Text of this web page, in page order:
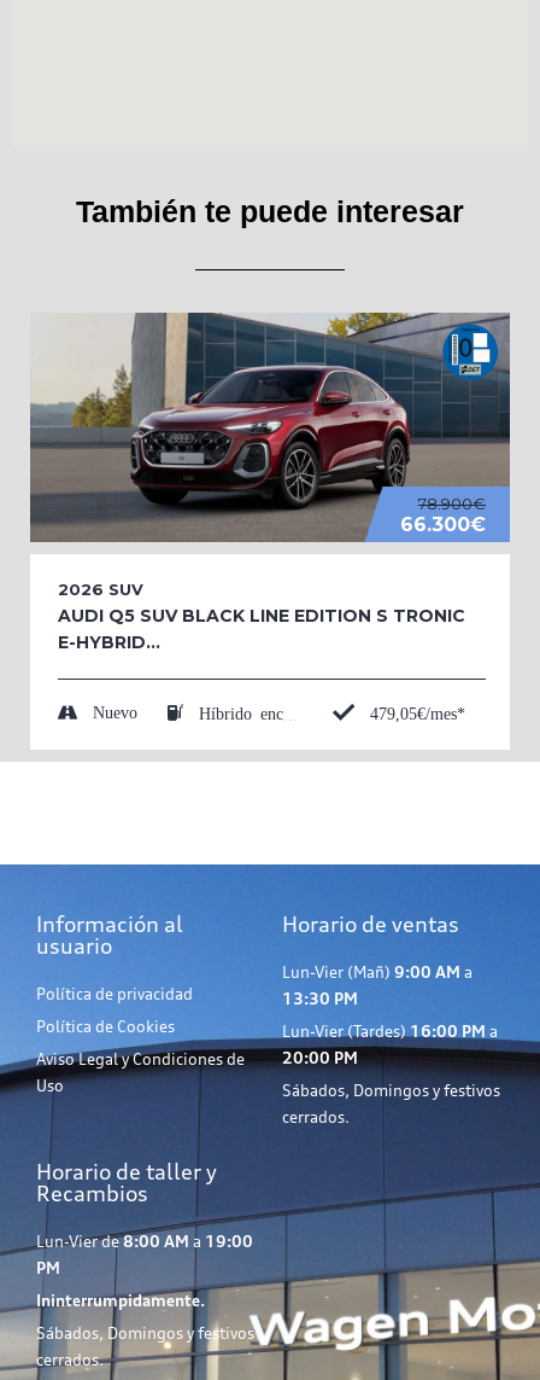
También te puede interesar
78.900€
66.300€
2026 SUV
AUDI Q5 SUV BLACK LINE EDITION S TRONIC
E-HYBRID...
Nuevo 479,05€/mes*
Información al
usuario
Política de privacidad
Política de Cookies
Aviso Legal y Condiciones de
Uso
Horario de ventas
Lun-Vier (Mañ) 9:00 AM a
13:30 PM
Lun-Vier (Tardes)16:00 PM a
20:00 PM
Sábados, Domingos y festivos
cerrados.
Horario de taller y
Recambios
Lun-Vier de8:00 AM a 19:00
PM
Ininterrumpidamente.
Sábados, Domingos y festivos
cerrados.